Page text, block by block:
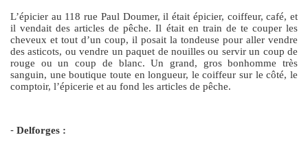
L’épicier au 118 rue Paul Doumer, il était épicier, coiffeur, café, et
il vendait des articles de pêche. Il était en train de te couper les
cheveux et tout d’un coup, il posait la tondeuse pour aller vendre
des asticots, ou vendre un paquet de nouilles ou servir un coup de
rouge ou un coup de blanc. Un grand, gros bonhomme très
sanguin, une boutique toute en longueur, le coiffeur sur le côté, le
comptoir, l’épicerie et au fond les articles de pêche.
- Delforges :